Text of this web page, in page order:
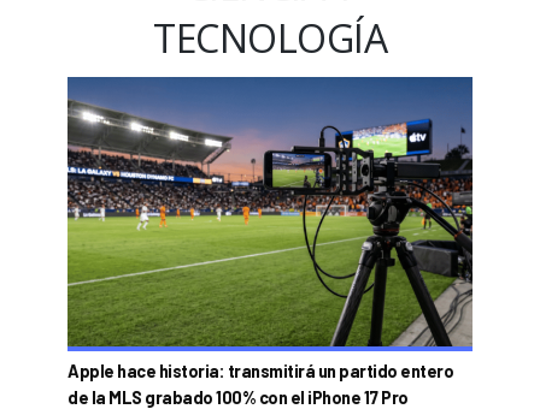
TECNOLOGÍA
Apple hace historia: transmitirá un partido entero
de la MLS grabado 100% con el iPhone 17 Pro